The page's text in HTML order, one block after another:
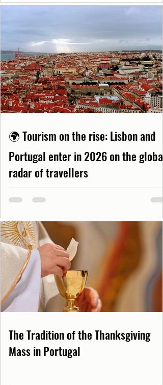
🌍 Tourism on the rise: Lisbon and
Portugal enter in 2026 on the global
radar of travellers
The Tradition of the Thanksgiving
Mass in Portugal